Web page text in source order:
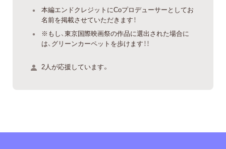
本編エンドクレジットにCoプロデューサーとしてお
名前を掲載させていただきます！
※もし、東京国際映画祭の作品に選出された場合に
は、グリーンカーペットを歩けます！！
2人が応援しています。